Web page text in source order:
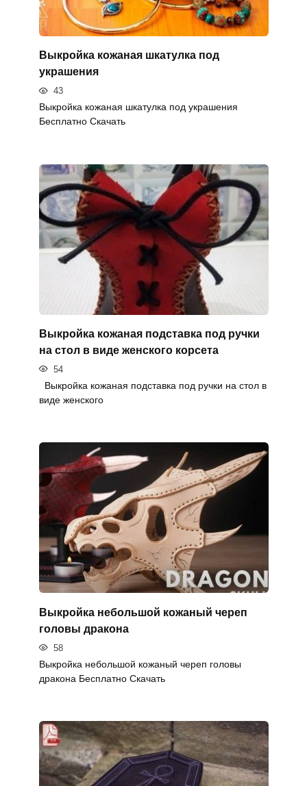
Выкройка кожаная шкатулка под
украшения
43
Выкройка кожаная шкатулка под украшения
Бесплатно Скачать
Выкройка кожаная подставка под ручки
на стол в виде женского корсета
54
Выкройка кожаная подставка под ручки на стол в
виде женского
Выкройка небольшой кожаный череп
головы дракона
58
Выкройка небольшой кожаный череп головы
дракона Бесплатно Скачать